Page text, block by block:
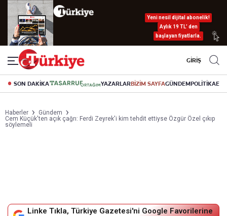
Yeni nesil dijital abonelik!
Aylık 19 TL’ den
başlayan fiyatlarla.
GİRİŞ
SON DAKİKA YAZARLARBİZİM SAYFAGÜNDEMPOLİTİKA
Haberler
Gündem
Cem Küçük'ten açık çağrı: Ferdi Zeyrek'i kim tehdit ettiyse Özgür Özel çıkıp
söylemeli
Linke Tıkla, Türkiye Gazetesi'ni Google Favorilerine